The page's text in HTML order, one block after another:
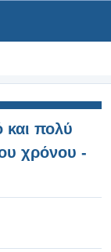
και πολύ
χρόνου -